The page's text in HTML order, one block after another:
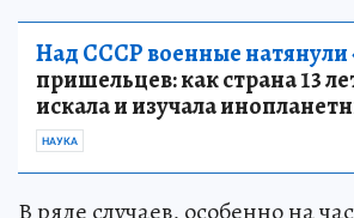
Над СССР военные натянули
пришельцев: как страна 13
искала и изучала
НАУКА
В ряде случаев, особенно на